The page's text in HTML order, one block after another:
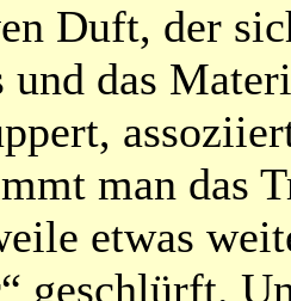
Duft, der
und das
man das
etwas
geschlürft.